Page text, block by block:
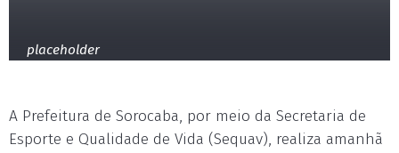
placeholder
A Prefeitura de Sorocaba, por meio da Secretaria de
Esporte e Qualidade de Vida (Sequav), realiza amanhã